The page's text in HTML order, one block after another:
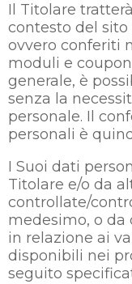
Il Titolare
contesto del
ovvero conferiti
moduli e
generale, è
senza la
personale. Il
personali è
I Suoi dati
Titolare e/o da
controllate/
medesimo, o da
in relazione ai
disponibili nei
seguito